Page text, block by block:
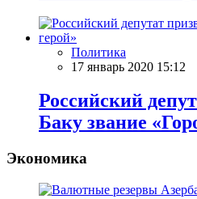
Политика
17 январь 2020 15:12
Российский
Баку звание
Экономика